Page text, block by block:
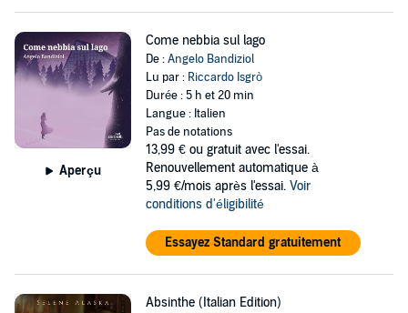
Aperçu
Come nebbia sul lago
De :Angelo Bandiziol
Lu par : Riccardo Isgrò
Durée : 5 h et 20 min
Langue : Italien
Pas de notations
13,99 € ou gratuit avec l'essai.
Renouvellement automatique à
5,99 €/mois après l'essai. Voir
conditions d'éligibilité
Essayez Standard gratuitement
Absinthe (Italian Edition)